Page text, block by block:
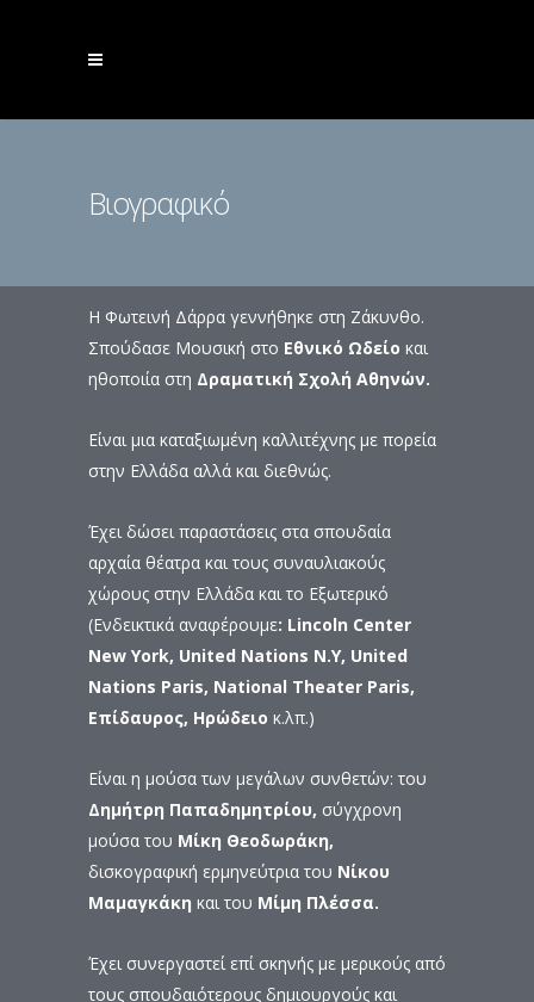
Βιογραφικό
Η Φωτεινή Δάρρα γεννήθηκε στη Ζάκυνθο.
Σπούδασε Μουσική στο Εθνικό Ωδείο και
ηθοποιία στη Δραματική Σχολή Αθηνών.
Είναι μια καταξιωμένη καλλιτέχνης με πορεία
στην Ελλάδα αλλά και διεθνώς.
Έχει δώσει παραστάσεις στα σπουδαία
αρχαία θέατρα και τους συναυλιακούς
χώρους στην Ελλάδα και το Εξωτερικό
(Ενδεικτικά αναφέρουμε: Lincoln Center
New York, United Nations N.Y, United
Nations Paris, National Theater Paris,
Επίδαυρος, Ηρώδειο κ.λπ.)
Είναι η μούσα των μεγάλων συνθετών: του
Δημήτρη Παπαδημητρίου, σύγχρονη
μούσα του Μίκη Θεοδωράκη,
δισκογραφική ερμηνεύτρια του Νίκου
Μαμαγκάκη και του Μίμη Πλέσσα.
Έχει συνεργαστεί επί σκηνής με μερικούς από
τους σπουδαιότερους δημιουργούς και